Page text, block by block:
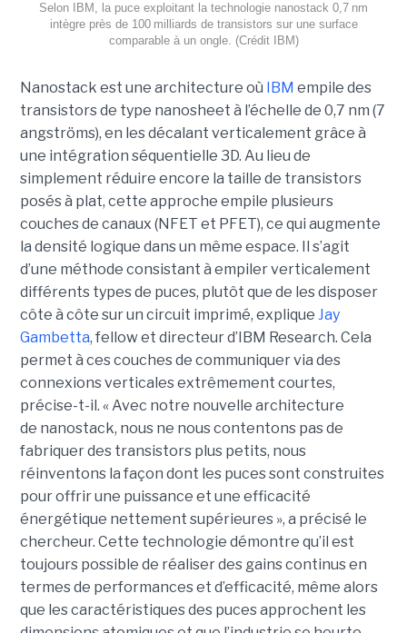
Selon IBM, la puce exploitant la technologie nanostack 0,7 nm
intègre près de 100 milliards de transistors sur une surface
comparable à un ongle. (Crédit IBM)
Nanostack est une architecture où IBM empile des
transistors de type nanosheet à l’échelle de 0,7 nm (7
angströms), en les décalant verticalement grâce à
une intégration séquentielle 3D. Au lieu de
simplement réduire encore la taille de transistors
posés à plat, cette approche empile plusieurs
couches de canaux (NFET et PFET), ce qui augmente
la densité logique dans un même espace. Il s’agit
d’une méthode consistant à empiler verticalement
différents types de puces, plutôt que de les disposer
côte à côte sur un circuit imprimé, explique Jay
Gambetta, fellow et directeur d’IBM Research. Cela
permet à ces couches de communiquer via des
connexions verticales extrêmement courtes,
précise-t-il. « Avec notre nouvelle architecture
de nanostack, nous ne nous contentons pas de
fabriquer des transistors plus petits, nous
réinventons la façon dont les puces sont construites
pour offrir une puissance et une efficacité
énergétique nettement supérieures », a précisé le
chercheur. Cette technologie démontre qu’il est
toujours possible de réaliser des gains continus en
termes de performances et d’efficacité, même alors
que les caractéristiques des puces approchent les